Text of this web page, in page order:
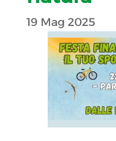
19 Mag 2025